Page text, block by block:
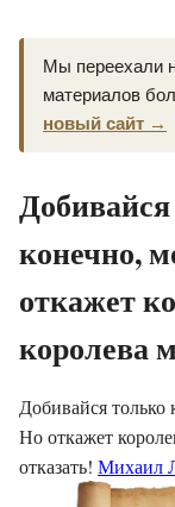
Мы переехали
материалов
новый сайт →
конечно,
откажет
королева
Добивайся только
Но откажет
отказать! Михаил